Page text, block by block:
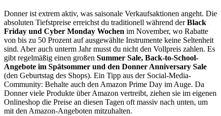
Donner ist extrem aktiv, was saisonale Verkaufsaktionen angeht. Die
absoluten Tiefstpreise erreichst du traditionell während derBlack
Friday und Cyber Monday Wochen im November, wo Rabatte
von bis zu 50 Prozent auf ausgewählte Instrumente keine Seltenheit
sind. Aber auch unterm Jahr musst du nicht den Vollpreis zahlen. Es
gibt regelmäßig einen großen Summer Sale, Back-to-School-
Angebote im Spätsommer und den Donner Anniversary Sale
(den Geburtstag des Shops). Ein Tipp aus der Social-Media-
Community: Behalte auch den Amazon Prime Day im Auge. Da
Donner viele Produkte über Amazon vertreibt, ziehen sie im eigenen
Onlineshop die Preise an diesen Tagen oft massiv nach unten, um
mit den Amazon-Angeboten mitzuhalten.